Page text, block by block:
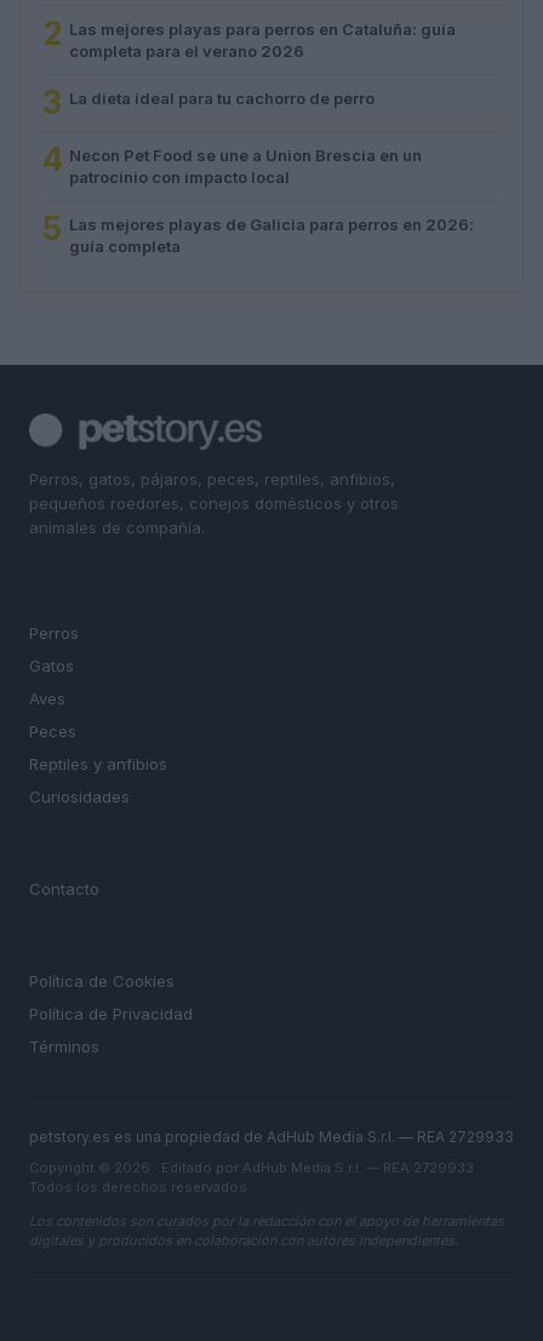
2 Las mejores playas para perros en Cataluña: guía
completa para el verano 2026
3 La dieta ideal para tu cachorro de perro
4 Necon Pet Food se une a Union Brescia en un
patrocinio con impacto local
5 Las mejores playas de Galicia para perros en 2026:
guía completa
Perros, gatos, pájaros, peces, reptiles, anfibios,
pequeños roedores, conejos domésticos y otros
animales de compañía.
Perros
Gatos
Aves
Peces
Reptiles y anfibios
Curiosidades
Contacto
Política de Cookies
Política de Privacidad
Términos
petstory.es es una propiedad de AdHub Media S.r.l. — REA 2729933
Copyright © 2026 · Editado por AdHub Media S.r.l. — REA 2729933
Todos los derechos reservados
Los contenidos son curados por la redacción con el apoyo de herramientas
digitales y producidos en colaboración con autores independientes.